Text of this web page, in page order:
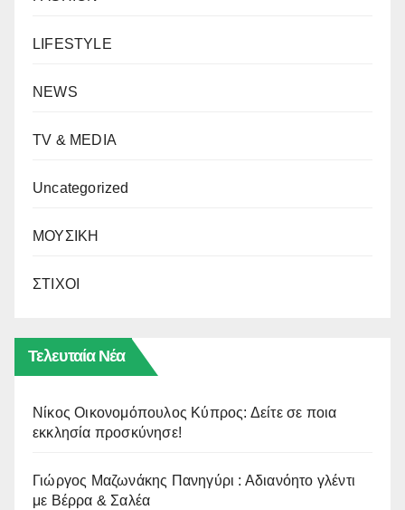
LIFESTYLE
NEWS
TV & MEDIA
Uncategorized
ΜΟΥΣΙΚΗ
ΣΤΙΧΟΙ
Τελευταία Νέα
Νίκος Οικονομόπουλος Κύπρος: Δείτε σε ποια
εκκλησία προσκύνησε!
Γιώργος Μαζωνάκης Πανηγύρι : Αδιανόητο γλέντι
με Βέρρα & Σαλέα